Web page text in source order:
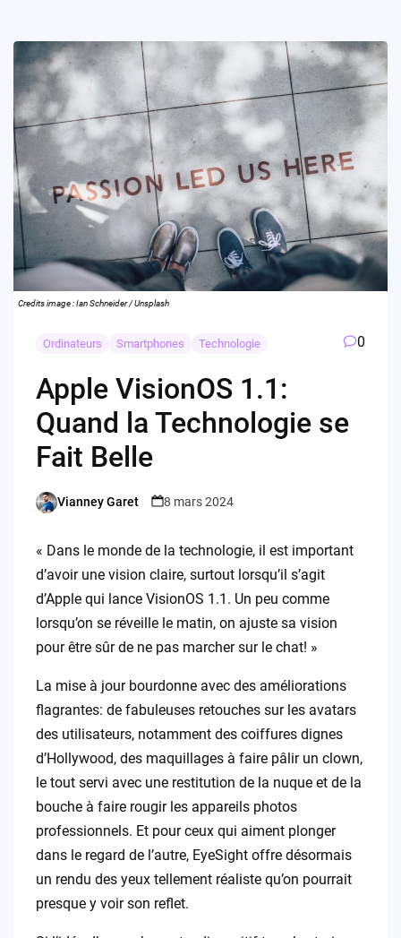
Credits image : Ian Schneider / Unsplash
Ordinateurs Smartphones Technologie 0
Apple VisionOS 1.1:
Quand la Technologie se
Fait Belle
Posted
Vianney Garet 8 mars 2024
« Dans le monde de la technologie, il est important
d’avoir une vision claire, surtout lorsqu’il s’agit
d’Apple qui lance VisionOS 1.1. Un peu comme
lorsqu’on se réveille le matin, on ajuste sa vision
pour être sûr de ne pas marcher sur le chat! »
La mise à jour bourdonne avec des améliorations
flagrantes: de fabuleuses retouches sur les avatars
des utilisateurs, notamment des coiffures dignes
d’Hollywood, des maquillages à faire pâlir un clown,
le tout servi avec une restitution de la nuque et de la
bouche à faire rougir les appareils photos
professionnels. Et pour ceux qui aiment plonger
dans le regard de l’autre, EyeSight offre désormais
un rendu des yeux tellement réaliste qu’on pourrait
presque y voir son reflet.